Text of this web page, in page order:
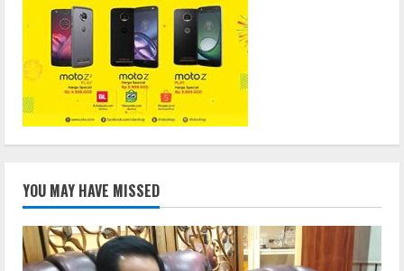
YOU MAY HAVE MISSED